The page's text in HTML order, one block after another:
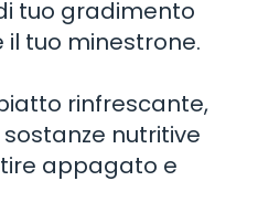
tuo gradimento
il tuo minestrone.
rinfrescante,
nutritive
appagato e